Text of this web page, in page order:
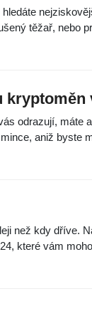
těžař, nebo
odrazují, máte
aniž byste
než kdy dříve.
které vám